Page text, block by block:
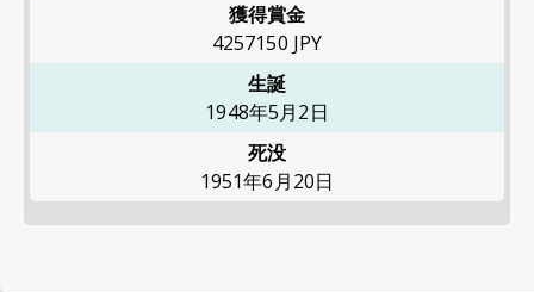
獲得賞金
4257150 JPY
生誕
1948年5月2日
死没
1951年6月20日